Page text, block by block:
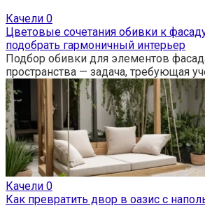
Качели 0
Цветовые сочетания обивки к
подобрать гармоничный интерьер
Подбор обивки для элементов
пространства — задача, требующая
Качели 0
Как превратить двор в оазис с